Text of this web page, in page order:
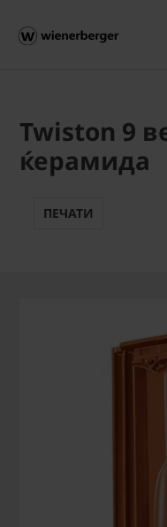
Twiston 9
ќерамида
ПЕЧАТИ